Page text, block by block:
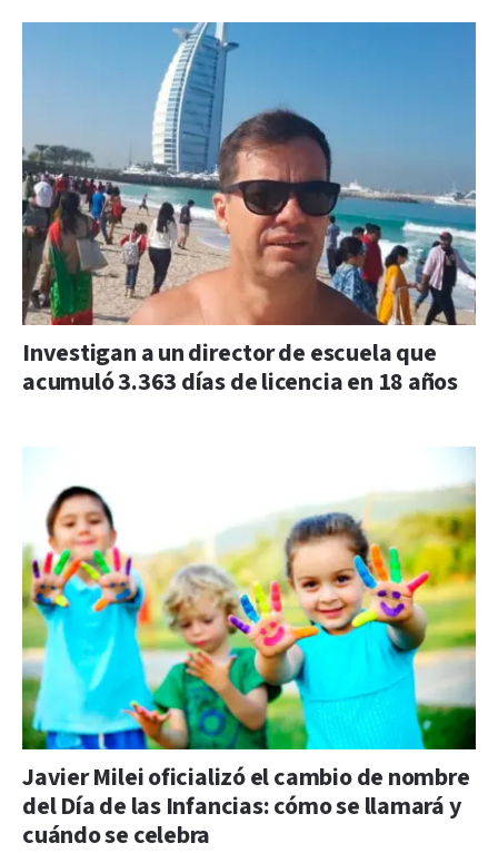
Investigan a un director de escuela que
acumuló 3.363 días de licencia en 18 años
Javier Milei oficializó el cambio de nombre
del Día de las Infancias: cómo se llamará y
cuándo se celebra